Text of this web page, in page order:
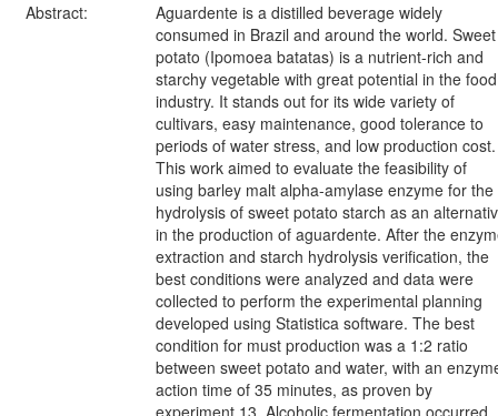
Abstract:
Aguardente is a distilled beverage widely
consumed in Brazil and around the world. Sweet
potato (Ipomoea batatas) is a nutrient-rich and
starchy vegetable with great potential in the food
industry. It stands out for its wide variety of
cultivars, easy maintenance, good tolerance to
periods of water stress, and low production cost.
This work aimed to evaluate the feasibility of
using barley malt alpha-amylase enzyme for the
hydrolysis of sweet potato starch as an
in the production of aguardente. After the
extraction and starch hydrolysis verification, the
best conditions were analyzed and data were
collected to perform the experimental planning
developed using Statistica software. The best
condition for must production was a 1:2 ratio
between sweet potato and water, with an
action time of 35 minutes, as proven by
experiment 13. Alcoholic fermentation occurred